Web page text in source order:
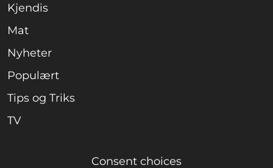
Kjendis
Mat
Nyheter
Populært
Tips og Triks
TV
Consent choices